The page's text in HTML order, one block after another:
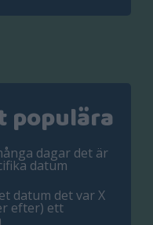
populära
dagar det är
datum
datum det var X
efter) ett